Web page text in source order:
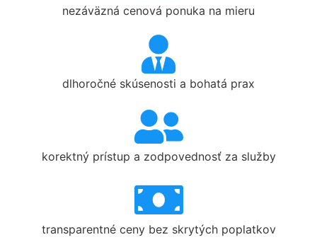
nezáväzná cenová ponuka na mieru
dlhoročné skúsenosti a bohatá prax
korektný prístup a zodpovednosť za služby
transparentné ceny bez skrytých poplatkov